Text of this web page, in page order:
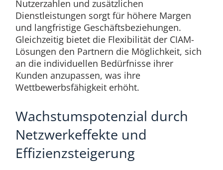
Nutzerzahlen und zusätzlichen
Dienstleistungen sorgt für höhere Margen
und langfristige Geschäftsbeziehungen.
Gleichzeitig bietet die Flexibilität der CIAM-
Lösungen den Partnern die Möglichkeit, sich
an die individuellen Bedürfnisse ihrer
Kunden anzupassen, was ihre
Wettbewerbsfähigkeit erhöht.
Wachstumspotenzial durch
Netzwerkeffekte und
Effizienzsteigerung